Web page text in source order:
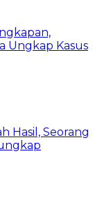
Ungkap Kasus
Hasil, Seorang